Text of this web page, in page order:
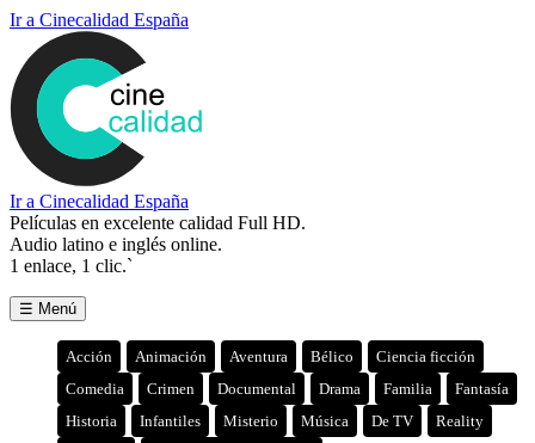
Ir a Cinecalidad España
Ir a Cinecalidad España
Películas en excelente calidad Full HD.
Audio latino e inglés online.
1 enlace, 1 clic.`
☰ Menú
Acción Animación Aventura Bélico
Ciencia ficción
Comedia
Crimen Documental Drama Familia
Fantasía
Historia
Infantiles Misterio Música De TV
Reality